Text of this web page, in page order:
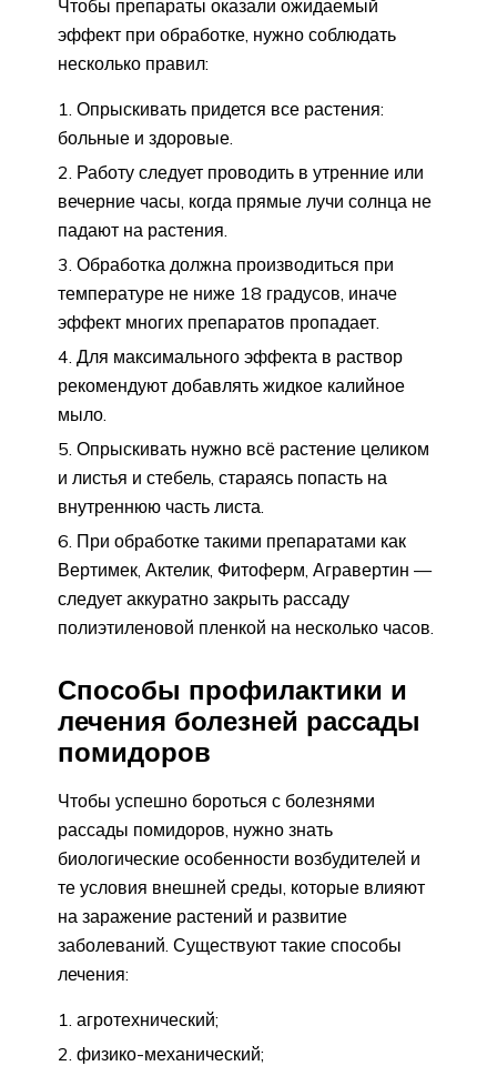
Чтобы препараты оказали ожидаемый
эффект при обработке, нужно соблюдать
несколько правил:
Опрыскивать придется все растения:
больные и здоровые.
Работу следует проводить в утренние или
вечерние часы, когда прямые лучи солнца не
падают на растения.
Обработка должна производиться при
температуре не ниже 18 градусов, иначе
эффект многих препаратов пропадает.
Для максимального эффекта в раствор
рекомендуют добавлять жидкое калийное
мыло.
Опрыскивать нужно всё растение целиком
и листья и стебель, стараясь попасть на
внутреннюю часть листа.
При обработке такими препаратами как
Вертимек, Актелик, Фитоферм, Агравертин —
следует аккуратно закрыть рассаду
полиэтиленовой пленкой на несколько часов.
Способы профилактики и
лечения болезней рассады
помидоров
Чтобы успешно бороться с болезнями
рассады помидоров, нужно знать
биологические особенности возбудителей и
те условия внешней среды, которые влияют
на заражение растений и развитие
заболеваний. Существуют такие способы
лечения:
агротехнический;
физико-механический;